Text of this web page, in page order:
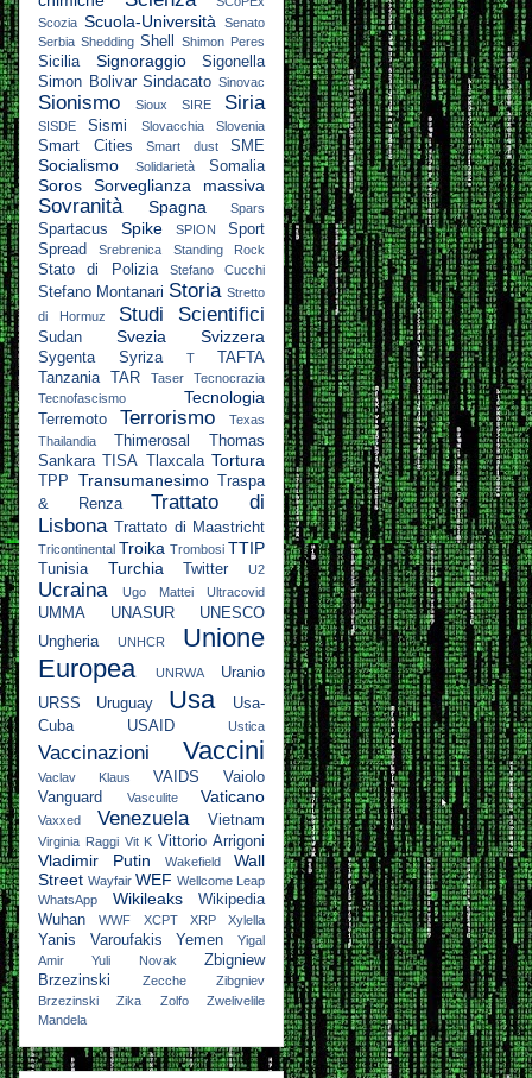
Scozia Scuola-Università
Senato
Serbia Shedding Shell Shimon Peres
Sicilia Signoraggio
Sigonella
Simon Bolivar Sindacato Sinovac
Sionismo Sioux SIRE Siria
SISDE Sismi Slovacchia Slovenia
Smart Cities Smart dust SME
Socialismo Solidarietà Somalia
Soros Sorveglianza massiva
Sovranità Spagna Spars
Spartacus Spike SPION
Sport
Spread
Srebrenica Standing Rock
Stato di Polizia Stefano Cucchi
Stefano Montanari Storia Stretto
di Hormuz
Studi Scientifici
Sudan Svezia Svizzera
Sygenta Syriza T
TAFTA
Tanzania
TAR Taser
Tecnocrazia
Tecnofascismo
Tecnologia
Terremoto Terrorismo
Texas
Thailandia
Thimerosal
Thomas
Sankara TISA Tlaxcala Tortura
TPP Transumanesimo Traspa
& Renza
Trattato di
Lisbona Trattato di Maastricht
Tricontinental Troika Trombosi TTIP
Tunisia Turchia Twitter U2
Ucraina Ugo Mattei Ultracovid
UMMA UNASUR
UNESCO
Ungheria
UNHCR
Unione
Europea
UNRWA
Uranio
URSS
Uruguay Usa
Usa-
Cuba
USAID Ustica
Vaccinazioni Vaccini
Vaclav Klaus VAIDS
Vaiolo
Vanguard
Vasculite Vaticano
Vaxxed Venezuela Vietnam
Virginia Raggi Vit K Vittorio Arrigoni
Vladimir Putin Wakefield
Wall
Street Wayfair WEF Wellcome Leap
WhatsApp
Wikileaks
Wikipedia
Wuhan
WWF XCPT XRP Xylella
Yanis Varoufakis Yemen
Yigal
Amir
Yuli Novak
Zbigniew
Brzezinski
Zecche
Zibgniev
Brzezinski
Zika Zolfo
Zwelivelile
Mandela